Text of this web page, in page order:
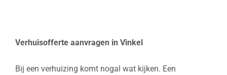
Verhuisofferte aanvragen in Vinkel
Bij een verhuizing komt nogal wat kijken. Een